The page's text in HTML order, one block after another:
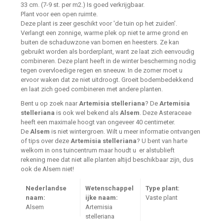
33 cm. (7-9 st. per m2.) Is goed verkrijgbaar.
Plant voor een open ruimte.
Deze plant is zeer geschikt voor 'de tuin op het zuiden'.
Verlangt een zonnige, warme plek op niet te arme grond en
buiten de schaduwzone van bomen en heesters. Ze kan
gebruikt worden als borderplant, want ze laat zich eenvoudig
combineren. Deze plant heeft in de winter bescherming nodig
tegen overvloedige regen en sneeuw. In de zomer moet u
ervoor waken dat ze niet uitdroogt. Groeit bodembedekkend
en laat zich goed combineren met andere planten.
Bent u op zoek naar Artemisia stelleriana? De Artemisia
stelleriana is ook wel bekend als Alsem. Deze Asteraceae
heeft een maximale hoogt van ongeveer 40 centimeter.
De Alsem is niet wintergroen. Wilt u meer informatie ontvangen
of tips over deze Artemisia stelleriana? U bent van harte
welkom in ons tuincentrum maar houdt u er alstublieft
rekening mee dat niet alle planten altijd beschikbaar zijn, dus
ook de Alsem niet!
Nederlandse
naam:
Alsem
Wetenschappel
ijke naam:
Artemisia
stelleriana
Type plant:
Vaste plant